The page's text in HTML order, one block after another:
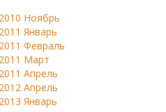
2010 Ноябрь
2011 Январь
2011 Февраль
2011 Март
2011 Апрель
2012 Апрель
2013 Январь